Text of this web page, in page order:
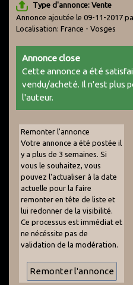
Type d'annonce: Vente
Annonce ajoutée le 09-11-2017
Localisation: France - Vosges
Annonce close
Cette annonce a été
vendu/acheté. Il n'est plus
l'auteur.
Remonter l'annonce
Votre annonce a été postée il
y a plus de 3 semaines. Si
vous le souhaitez, vous
pouvez l'actualiser à la date
actuelle pour la faire
remonter en tête de liste et
lui redonner de la visibilité.
Ce processus est immédiat et
ne nécéssite pas de
validation de la modération.